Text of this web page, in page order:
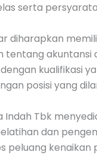
serta
diharapkan
akuntansi
kualifikasi
posisi yang
Indah Tbk
dan
peluang